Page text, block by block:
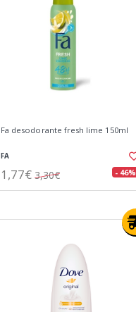
Fa desodorante fresh lime 150ml
FA
1,77€ 3,30€ - 46%